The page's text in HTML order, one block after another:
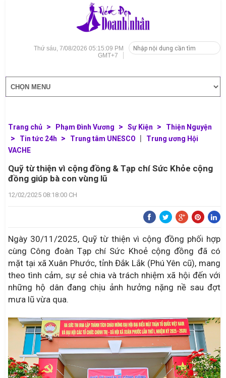
Thứ sáu, 7/08/2026 05:15:11 PM
GMT+7
Trang chủ Phạm Đình Vương Sự Kiện
Thiện Nguyện
Tin tức 24h
Trung tâm UNESCO
Trung ương Hội
VACHE
Quỹ từ thiện vì cộng đồng & Tạp chí Sức Khỏe cộng
đồng giúp bà con vùng lũ
12/02/2025 08:18:00 CH
Ngày 30/11/2025, Quỹ từ thiện vì cộng đồng phối hợp
cùng Công đoàn Tạp chí Sức Khoẻ cộng đồng đã có
mặt tại xã Xuân Phước, tỉnh Đắk Lắk (Phú Yên cũ), mang
theo tình cảm, sự sẻ chia và trách nhiệm xã hội đến với
những hộ dân đang chịu ảnh hưởng nặng nề sau đợt
mưa lũ vừa qua.